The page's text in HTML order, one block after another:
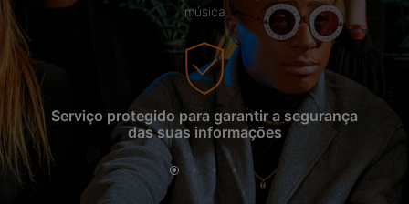
música
Serviço protegido para garantir a segurança
das suas informações